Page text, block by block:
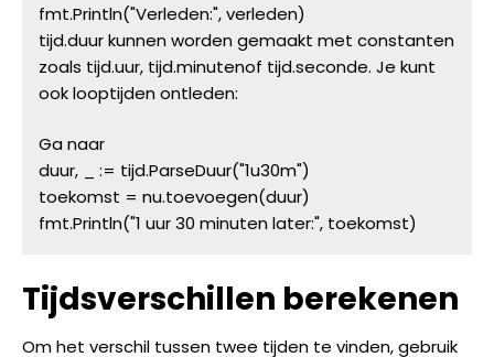
fmt.Println("Verleden:", verleden)
tijd.duur kunnen worden gemaakt met constanten
zoals tijd.uur, tijd.minutenof tijd.seconde. Je kunt
ook looptijden ontleden:
Ga naar
duur, _ := tijd.ParseDuur("1u30m")
toekomst = nu.toevoegen(duur)
fmt.Println("1 uur 30 minuten later:", toekomst)
Tijdsverschillen berekenen
Om het verschil tussen twee tijden te vinden, gebruik